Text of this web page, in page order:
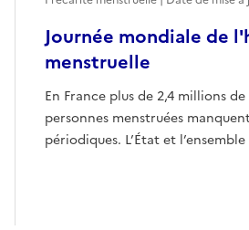
Journée mondiale de
menstruelle
En France plus de 2,4 millions
personnes menstruées
périodiques. L’État et